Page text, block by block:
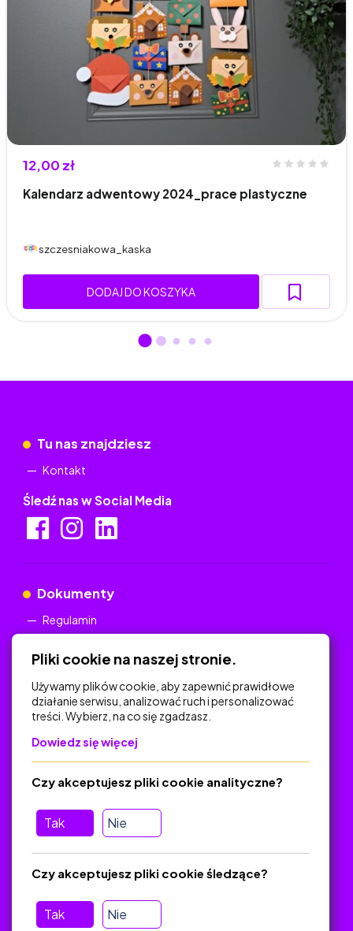
12,00 zł
Kalendarz adwentowy 2024_prace plastyczne
szczesniakowa_kaska
DODAJ DO KOSZYKA
Tu nas znajdziesz
Kontakt
Śledź nas w Social Media
Dokumenty
Regulamin
Na skróty
Polityka Prywatności
Regulamin
O platformie
Baza materiałów dydaktycznych
Jak zostać autorem
FAQ
Pliki cookie na naszej stronie.
Używamy plików cookie, aby zapewnić prawidłowe
działanie serwisu, analizować ruch i personalizować
treści. Wybierz, na co się zgadzasz.
Dowiedz się więcej
Tak Nie
Czy akceptujesz pliki cookie analityczne?
Tak Nie
Czy akceptujesz pliki cookie śledzące?